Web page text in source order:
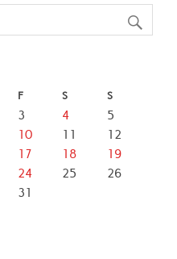
F S S
3 4
5
10 11
12
17 18
19
24 25
26
31